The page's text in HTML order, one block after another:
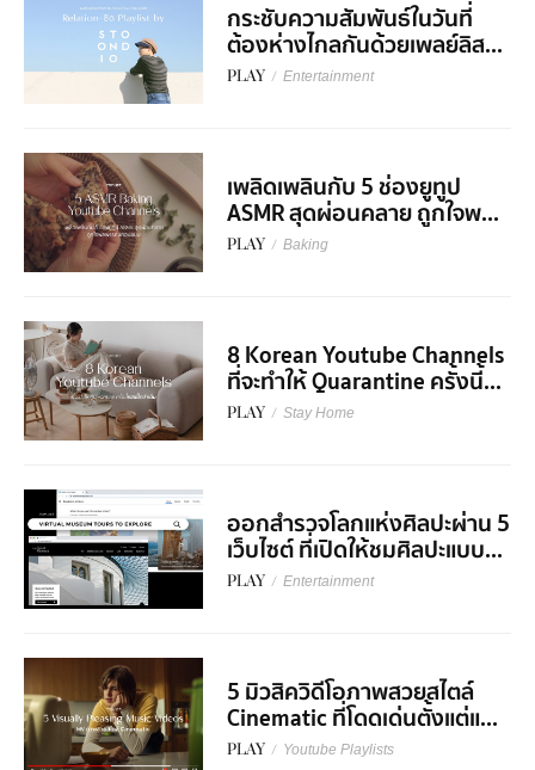
กระชับความสัมพันธ์ในวันที่
ต้องห่างไกลกันด้วยเพลย์ลิส...
PLAY / Entertainment
เพลิดเพลินกับ 5 ช่องยูทูป
ASMR สุดผ่อนคลาย ถูกใจพ...
PLAY / Baking
8 Korean Youtube Channels
ที่จะทำให้ Quarantine ครั้งนี้...
PLAY / Stay Home
ออกสำรวจโลกแห่งศิลปะผ่าน 5
เว็บไซต์ ที่เปิดให้ชมศิลปะแบบ...
PLAY / Entertainment
5 มิวสิควิดีโอภาพสวยสไตล์
Cinematic ที่โดดเด่นตั้งแต่แ...
PLAY / Youtube Playlists